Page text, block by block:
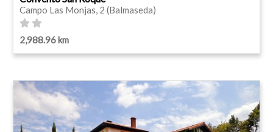
Campo Las Monjas, 2 (Balmaseda)
2,988.96 km